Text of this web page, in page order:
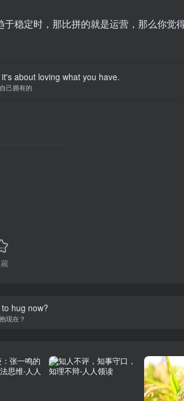
稳定时，那比拼的就是运营，那么你觉
about loving what you have.
己拥有的
hug now?
现在？